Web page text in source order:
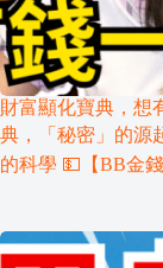
財富顯化寶典，想
典，「秘密」的源
的科學 💵【BB金錢